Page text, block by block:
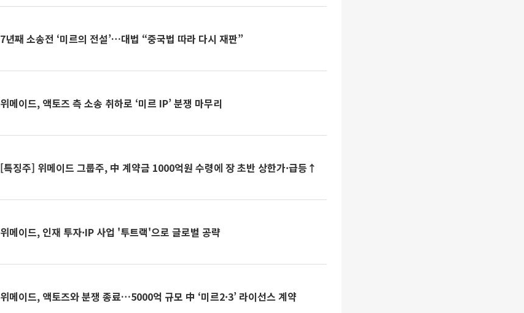
7년째 소송전 ‘미르의 전설’…대법 “중국법 따라 다시 재판”
위메이드, 액토즈 측 소송 취하로 ‘미르 IP’ 분쟁 마무리
[특징주] 위메이드 그룹주, 中 계약금 1000억원 수령에 장 초반 상한가·급등↑
위메이드, 인재 투자·IP 사업 '투트랙'으로 글로벌 공략
위메이드, 액토즈와 분쟁 종료…5000억 규모 中 ‘미르2·3’ 라이선스 계약